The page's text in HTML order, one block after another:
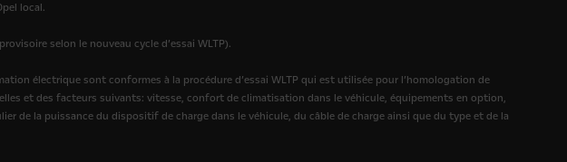
local.
selon le nouveau cycle d’essai WLTP).
électrique sont conformes à la procédure d’essai WLTP qui est utilisée pour l’homologation de
et des facteurs suivants: vitesse, confort de climatisation dans le véhicule, équipements en option,
de la puissance du dispositif de charge dans le véhicule, du câble de charge ainsi que du type et de la